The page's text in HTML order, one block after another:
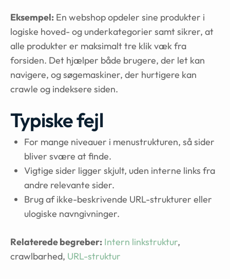
Eksempel: En webshop opdeler sine produkter i
logiske hoved- og underkategorier samt sikrer, at
alle produkter er maksimalt tre klik væk fra
forsiden. Det hjælper både brugere, der let kan
navigere, og søgemaskiner, der hurtigere kan
crawle og indeksere siden.
Typiske fejl
For mange niveauer i menustrukturen, så sider
bliver svære at finde.
Vigtige sider ligger skjult, uden interne links fra
andre relevante sider.
Brug af ikke-beskrivende URL-strukturer eller
ulogiske navngivninger.
Relaterede begreber: Intern linkstruktur,
crawlbarhed, URL-struktur